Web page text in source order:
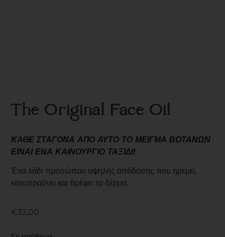
The Original Face Oil
ΚΑΘΕ ΣΤΑΓΟΝΑ ΑΠΟ ΑΥΤΟ ΤΟ ΜΕΙΓΜΑ ΒΟΤΑΝΩΝ
ΕΙΝΑΙ ΕΝΑ ΚΑΙΝΟΥΡΓΙΟ ΤΑΞΙΔΙ!
Ένα λάδι προσώπου υψηλής απόδοσης που ηρεμεί,
καταπραΰνει και θρέφει το δέρμα.
€32,00